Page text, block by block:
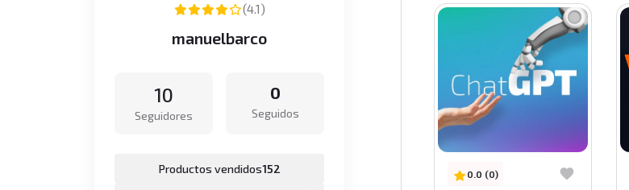
(4.1)
manuelbarco
10
Seguidores
0
Seguidos
Productos vendidos152 0.0 (0)